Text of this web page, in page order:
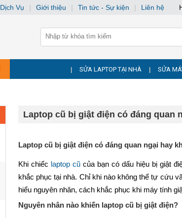
SỬA LAPTOP TẠI NHÀ SỬA
Laptop cũ bị giật điện có đáng quan
Laptop cũ bị giật điện có đáng quan ngại hay
Khi chiếc laptop cũ của bạn có dấu hiệu bị giật
khắc phục tại nhà. Chỉ khi nào không thể tự cứu
hiểu nguyên nhân, cách khắc phục khi máy tính
Nguyên nhân nào khiến laptop cũ bị giật điện?
Dịch Vụ | Giới thiệu | Tin tức - Sự kiện | Liên hệ